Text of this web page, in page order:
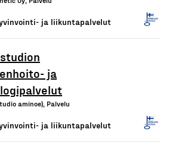
ja liikuntapalvelut
ja
aminoe), Palvelu
ja liikuntapalvelut